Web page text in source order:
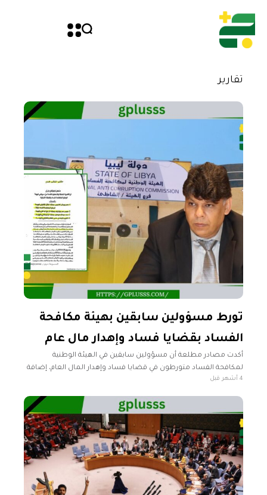
تقارير
تورط مسؤولين سابقين بهيئة مكافحة
الفساد بقضايا فساد وإهدار مال عام
أكدت مصادر مطلعة أن مسؤولين سابقين في الهيئة الوطنية
لمكافحة الفساد متورطون في قضايا فساد وإهدار المال العام، إضافة
إلى الاتجار بمواد مرتبطة بالأمن القومي من بينها مادة “اليوريا”. وأشار
4 أشهر قبل